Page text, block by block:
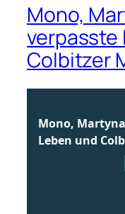
Mono,
verpasste
Colbitzer